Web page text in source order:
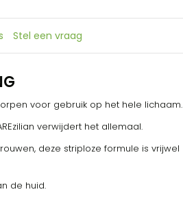
Stel een vraag
voor gebruik op het hele lichaam.
verwijdert het allemaal.
deze striploze formule is vrijwel
de huid.